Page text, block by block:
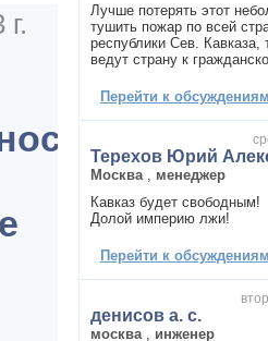
Лучше потерять этот
тушить пожар по всей
республики Сев.
ведут страну к
Перейти к
Терехов Юрий
Москва
менеджер
Кавказ будет свободным!
Долой империю лжи!
Перейти к
денисов а. с.
москва
инженер